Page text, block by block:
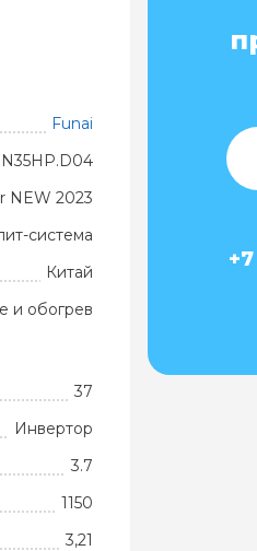
Funai
NEW 2023
система
Китай
и обогрев
37
Инвертор
3.7
1150
3,21